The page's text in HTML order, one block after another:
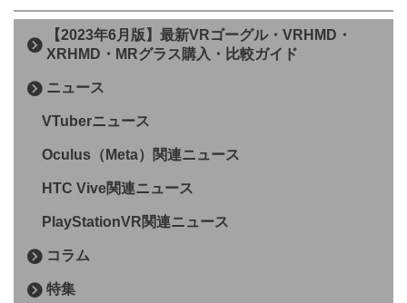
【2023年6月版】最新VRゴーグル・VRHMD・
XRHMD・MRグラス購入・比較ガイド
ニュース
VTuberニュース
Oculus（Meta）関連ニュース
HTC Vive関連ニュース
PlayStationVR関連ニュース
コラム
特集